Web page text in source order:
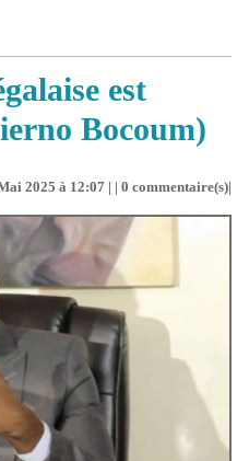
est
Bocoum)
2025 à 12:07 | | 0 commentaire(s)|